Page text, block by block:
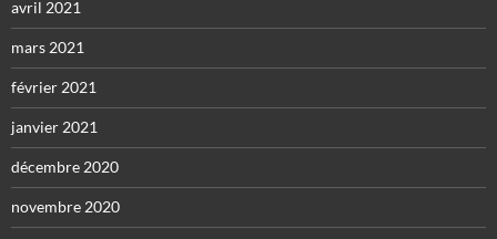
avril 2021
mars 2021
février 2021
janvier 2021
décembre 2020
novembre 2020